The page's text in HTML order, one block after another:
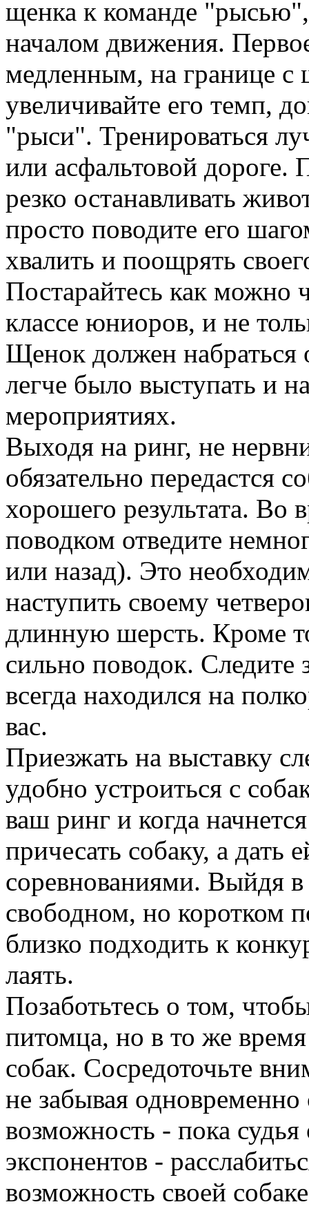
щенка к команде "рысью",
началом движения.
медленным, на границе
увеличивайте его темп,
"рыси". Тренироваться
или асфальтовой дороге.
резко останавливать
просто поводите его
хвалить и поощрять
Постарайтесь как можно
классе юниоров, и не
Щенок должен
легче было выступать и
мероприятиях.
Выходя на ринг, не
обязательно передастся
хорошего результата. Во
поводком отведите
или назад). Это
наступить своему
длинную шерсть. Кроме
сильно поводок.
всегда находился на
вас.
Приезжать на выставку
удобно устроиться с
ваш ринг и когда
причесать собаку, а дать
соревнованиями. Выйдя
свободном, но коротком
близко подходить к
лаять.
Позаботьтесь о том,
питомца, но в то же
собак. Сосредоточьте
не забывая одновременно
возможность - пока судья
экспонентов -
возможность своей